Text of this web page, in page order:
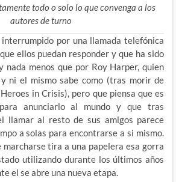
todo o solo lo que convenga a los
autores de turno
por una llamada telefónica
ellos puedan responder y que ha sido
nada menos que por Roy Harper, quien
ni el mismo sabe como (tras morir de
in Crisis), pero que piensa que es
anunciarlo al mundo y que tras
llamar al resto de sus amigos parece
a solas para encontrarse a si mismo.
marcharse tira a una papelera esa gorra
utilizando durante los últimos años
el se abre una nueva etapa.